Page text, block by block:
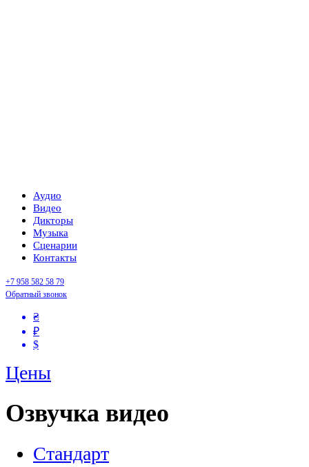
Аудио
Видео
Дикторы
Музыка
Сценарии
Контакты
+7 958 582 58 79
Обратный звонок
₴
₽
$
Цены
Озвучка видео
Стандарт